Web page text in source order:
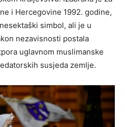
i Hercegovine 1992. godine,
simbol, ali je u
nezavisnosti postala
uglavnom muslimanske
susjeda zemlje.